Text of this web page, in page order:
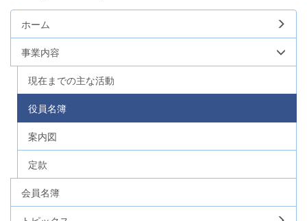
ホーム
事業内容
現在までの主な活動
役員名簿
案内図
定款
会員名簿